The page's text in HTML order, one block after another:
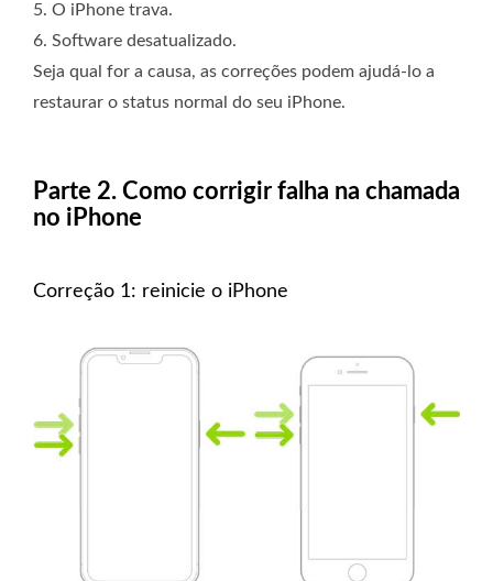
5. O iPhone trava.
6. Software desatualizado.
Seja qual for a causa, as correções podem ajudá-lo a
restaurar o status normal do seu iPhone.
Parte 2. Como corrigir falha na chamada
no iPhone
Correção 1: reinicie o iPhone